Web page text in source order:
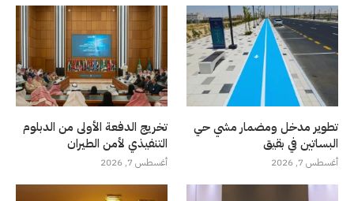
تطوير مدخل ومضمار مشي حي
البساتين في بقيق
أغسطس 7, 2026
تخريج الدفعة الأولى من الدبلوم
التنفيذي لأمن الطيران
أغسطس 7, 2026